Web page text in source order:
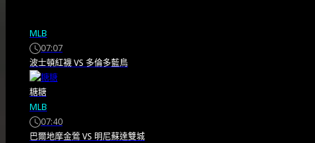
無黑幕 根據 BBC Sport 報導，
一位曾擔任世界盃助理裁判的
駁…
MLB
07:07
波士頓紅襪VS 多倫多藍鳥
糖糖
MLB
07:40
巴爾地摩金鶯VS 明尼蘇達雙城